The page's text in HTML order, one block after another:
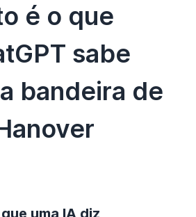
é o que
sabe
bandeira de